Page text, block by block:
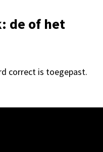
de of het
correct is toegepast.